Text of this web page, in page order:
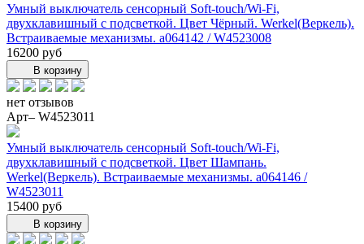
Умный выключатель сенсорный Soft-touch/Wi-Fi,
двухклавишный с подсветкой. Цвет Чёрный. Werkel(Веркель).
Встраиваемые механизмы. a064142 / W4523008
16200 руб
В корзину
нет отзывов
Арт– W4523011
Умный выключатель сенсорный Soft-touch/Wi-Fi,
двухклавишный с подсветкой. Цвет Шампань.
Werkel(Веркель). Встраиваемые механизмы. a064146 /
W4523011
15400 руб
В корзину